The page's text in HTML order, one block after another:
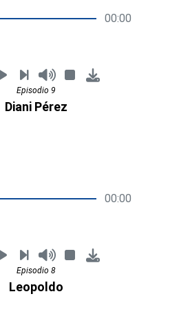
00:00
Episodio 9
Diani Pérez
00:00
Episodio 8
Leopoldo